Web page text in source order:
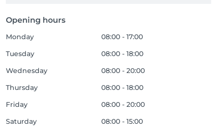
Opening hours
Monday
08:00 - 17:00
Tuesday
08:00 - 18:00
Wednesday
08:00 - 20:00
Thursday
08:00 - 18:00
Friday
08:00 - 20:00
Saturday
08:00 - 15:00